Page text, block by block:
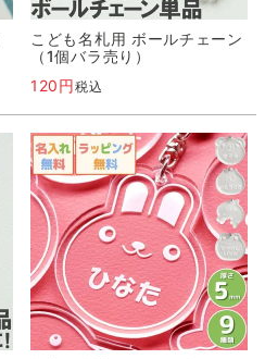
こども名札用 ボールチェーン
（1個バラ売り）
120
税込